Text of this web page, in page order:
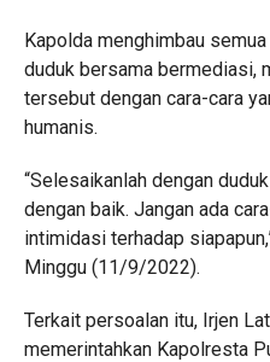
Kapolda menghimbau
duduk bersama bermediasi,
tersebut dengan cara-cara
humanis.
“Selesaikanlah dengan
dengan baik. Jangan ada
intimidasi terhadap
Minggu (11/9/2022).
Terkait persoalan itu, Irjen
memerintahkan Kapolresta